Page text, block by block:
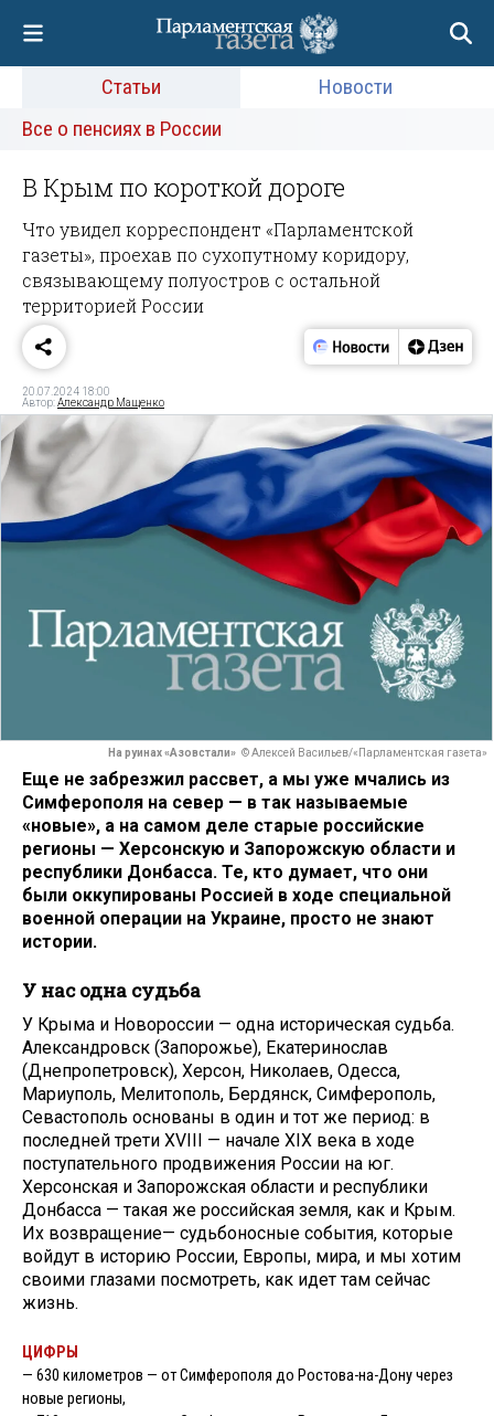
Статьи
Новости
Все о пенсиях в России
В Крым по короткой дороге
Что увидел корреспондент «Парламентской
газеты», проехав по сухопутному коридору,
связывающему полуостров с остальной
территорией России
20.07.2024 18:00
Автор:Александр Мащенко
На руинах «Азовстали» © Алексей Васильев/«Парламентская газета»
Еще не забрезжил рассвет, а мы уже мчались из
Симферополя на север — в так называемые
«новые», а на самом деле старые российские
регионы — Херсонскую и Запорожскую области и
республики Донбасса. Те, кто думает, что они
были оккупированы Россией в ходе специальной
военной операции на Украине, просто не знают
истории.
У нас одна судьба
У Крыма и Новороссии — одна историческая судьба.
Александровск (Запорожье), Екатеринослав
(Днепропетровск), Херсон, Николаев, Одесса,
Мариуполь, Мелитополь, Бердянск, Симферополь,
Севастополь основаны в один и тот же период: в
последней трети XVIII — начале XIX века в ходе
поступательного продвижения России на юг.
Херсонская и Запорожская области и республики
Донбасса — такая же российская земля, как и Крым.
Их возвращение— судьбоносные события, которые
войдут в историю России, Европы, мира, и мы хотим
своими глазами посмотреть, как идет там сейчас
жизнь.
ЦИФРЫ
— 630 километров — от Симферополя до Ростова-на-Дону через
новые регионы,